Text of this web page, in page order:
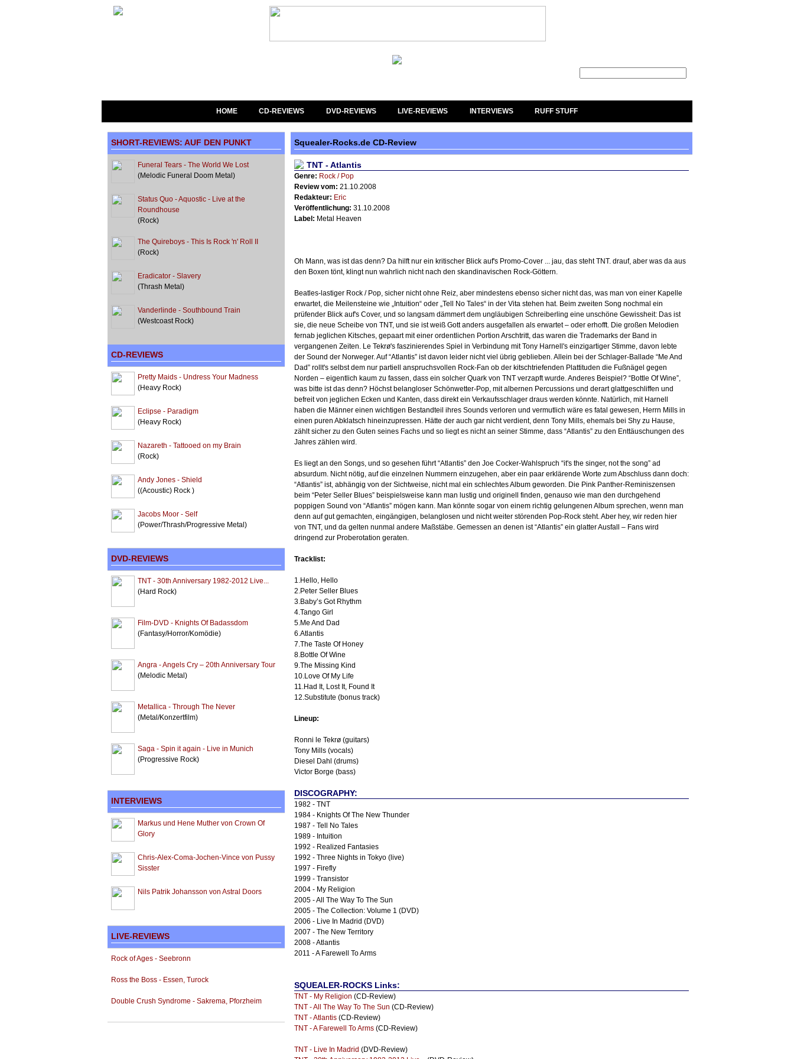
HOME CD-REVIEWS DVD-REVIEWS LIVE-REVIEWS INTERVIEWS RUFF STUFF
Squealer-Rocks.de CD-Review
TNT - Atlantis
Genre: Rock / Pop
Review vom: 21.10.2008
Redakteur: Eric
Veröffentlichung: 31.10.2008
Label: Metal Heaven
Oh Mann, was ist das denn? Da hilft nur ein kritischer Blick auf's Promo-Cover ... jau, das steht TNT. drauf, aber was da aus
den Boxen tönt, klingt nun wahrlich nicht nach den skandinavischen Rock-Göttern.
Beatles-lastiger Rock / Pop, sicher nicht ohne Reiz, aber mindestens ebenso sicher nicht das, was man von einer Kapelle
erwartet, die Meilensteine wie „Intuition“ oder „Tell No Tales“ in der Vita stehen hat. Beim zweiten Song nochmal ein
prüfender Blick auf's Cover, und so langsam dämmert dem ungläubigen Schreiberling eine unschöne Gewissheit: Das ist
sie, die neue Scheibe von TNT, und sie ist weiß Gott anders ausgefallen als erwartet – oder erhofft. Die großen Melodien
fernab jeglichen Kitsches, gepaart mit einer ordentlichen Portion Arschtritt, das waren die Trademarks der Band in
vergangenen Zeiten. Le Tekrø's faszinierendes Spiel in Verbindung mit Tony Harnell's einzigartiger Stimme, davon lebte
der Sound der Norweger. Auf “Atlantis” ist davon leider nicht viel übrig geblieben. Allein bei der Schlager-Ballade “Me And
Dad” rollt's selbst dem nur partiell anspruchsvollen Rock-Fan ob der kitschtriefenden Plattituden die Fußnägel gegen
Norden – eigentlich kaum zu fassen, dass ein solcher Quark von TNT verzapft wurde. Anderes Beispiel? “Bottle Of Wine”,
was bitte ist das denn? Höchst belangloser Schönwetter-Pop, mit albernen Percussions und derart glattgeschliffen und
befreit von jeglichen Ecken und Kanten, dass direkt ein Verkaufsschlager draus werden könnte. Natürlich, mit Harnell
haben die Männer einen wichtigen Bestandteil ihres Sounds verloren und vermutlich wäre es fatal gewesen, Herrn Mills in
einen puren Abklatsch hineinzupressen. Hätte der auch gar nicht verdient, denn Tony Mills, ehemals bei Shy zu Hause,
zählt sicher zu den Guten seines Fachs und so liegt es nicht an seiner Stimme, dass “Atlantis” zu den Enttäuschungen des
Jahres zählen wird.
Es liegt an den Songs, und so gesehen führt “Atlantis” den Joe Cocker-Wahlspruch “it's the singer, not the song” ad
absurdum. Nicht nötig, auf die einzelnen Nummern einzugehen, aber ein paar erklärende Worte zum Abschluss dann doch:
“Atlantis” ist, abhängig von der Sichtweise, nicht mal ein schlechtes Album geworden. Die Pink Panther-Reminiszensen
beim “Peter Seller Blues” beispielsweise kann man lustig und originell finden, genauso wie man den durchgehend
poppigen Sound von “Atlantis” mögen kann. Man könnte sogar von einem richtig gelungenen Album sprechen, wenn man
denn auf gut gemachten, eingängigen, belanglosen und nicht weiter störenden Pop-Rock steht. Aber hey, wir reden hier
von TNT, und da gelten nunmal andere Maßstäbe. Gemessen an denen ist “Atlantis” ein glatter Ausfall – Fans wird
dringend zur Proberotation geraten.
Tracklist:
1.Hello, Hello
2.Peter Seller Blues
3.Baby’s Got Rhythm
4.Tango Girl
5.Me And Dad
6.Atlantis
7.The Taste Of Honey
8.Bottle Of Wine
9.The Missing Kind
10.Love Of My Life
11.Had It, Lost It, Found It
12.Substitute (bonus track)
Lineup:
Ronni le Tekrø (guitars)
Tony Mills (vocals)
Diesel Dahl (drums)
Victor Borge (bass)
DISCOGRAPHY:
1982 - TNT
1984 - Knights Of The New Thunder
1987 - Tell No Tales
1989 - Intuition
1992 - Realized Fantasies
1992 - Three Nights in Tokyo (live)
1997 - Firefly
1999 - Transistor
2004 - My Religion
2005 - All The Way To The Sun
2005 - The Collection: Volume 1 (DVD)
2006 - Live In Madrid (DVD)
2007 - The New Territory
2008 - Atlantis
2011 - A Farewell To Arms
SQUEALER-ROCKS Links:
TNT - My Religion (CD-Review)
TNT - All The Way To The Sun (CD-Review)
TNT - Atlantis (CD-Review)
TNT - A Farewell To Arms (CD-Review)
TNT - Live In Madrid (DVD-Review)
SHORT-REVIEWS: AUF DEN PUNKT
Funeral Tears - The World We Lost
(Melodic Funeral Doom Metal)
Status Quo - Aquostic - Live at the
Roundhouse
(Rock)
The Quireboys - This Is Rock 'n' Roll II
(Rock)
Eradicator - Slavery
(Thrash Metal)
Vanderlinde - Southbound Train
(Westcoast Rock)
CD-REVIEWS
Pretty Maids - Undress Your Madness
(Heavy Rock)
Eclipse - Paradigm
(Heavy Rock)
Nazareth - Tattooed on my Brain
(Rock)
Andy Jones - Shield
((Acoustic) Rock )
Jacobs Moor - Self
(Power/Thrash/Progressive Metal)
DVD-REVIEWS
TNT - 30th Anniversary 1982-2012 Live...
(Hard Rock)
Film-DVD - Knights Of Badassdom
(Fantasy/Horror/Komödie)
Angra - Angels Cry – 20th Anniversary Tour
(Melodic Metal)
Metallica - Through The Never
(Metal/Konzertfilm)
Saga - Spin it again - Live in Munich
(Progressive Rock)
INTERVIEWS
Markus und Hene Muther von Crown Of
Glory
Chris-Alex-Coma-Jochen-Vince von Pussy
Sisster
Nils Patrik Johansson von Astral Doors
LIVE-REVIEWS
Rock of Ages - Seebronn
Ross the Boss - Essen, Turock
Double Crush Syndrome - Sakrema, Pforzheim